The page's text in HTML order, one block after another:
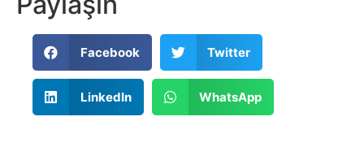
Facebook Twitter
LinkedIn WhatsApp